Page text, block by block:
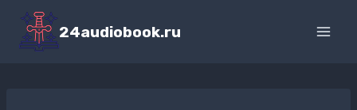
Перейти
содержимому
24audiobook.ru